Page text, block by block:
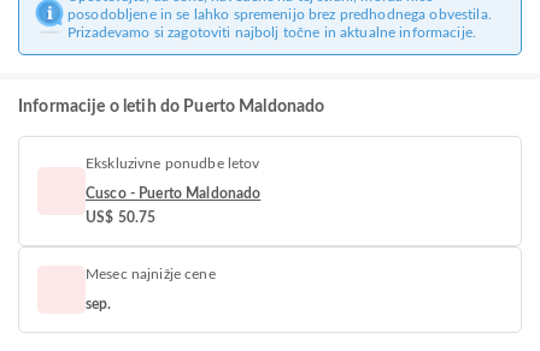
posodobljene in se lahko spremenijo brez predhodnega obvestila.
Prizadevamo si zagotoviti najbolj točne in aktualne informacije.
Informacije o letih do Puerto Maldonado
Ekskluzivne ponudbe letov
Cusco - Puerto Maldonado
US$ 50.75
Mesec najnižje cene
sep.